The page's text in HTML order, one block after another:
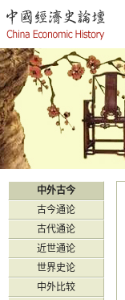
中外古今
古今通论
古代通论
近世通论
世界史论
中外比较